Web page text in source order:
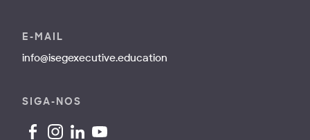
E-MAIL
info@isegexecutive.education
SIGA-NOS